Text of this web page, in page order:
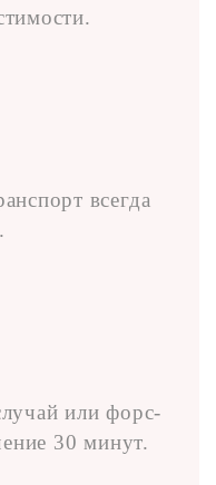
всегда
или форс-
30 минут.